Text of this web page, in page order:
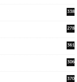
338
278
361
306
370